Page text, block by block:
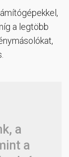
a legtöbb
a
a